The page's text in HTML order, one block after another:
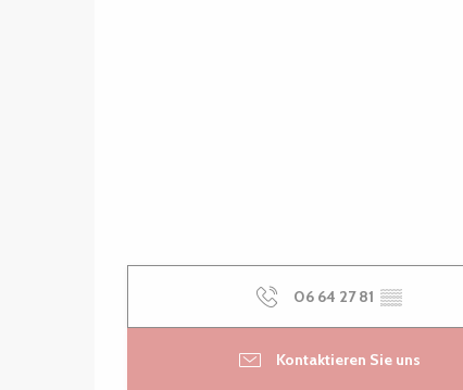
06 64 27 81 ▒▒
Kontaktieren Sie uns